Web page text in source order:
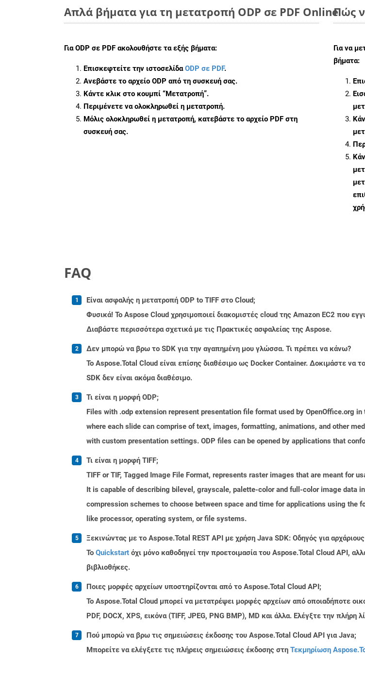
Απλά βήματα για τη μετατροπή ODP σε PDF Online
ΓιαODP σε PDF ακολουθήστε τα εξής βήματα:
Επισκεφτείτε την ιστοσελίδαODP σε PDF.
Ανεβάστε το αρχείο ODP από τη συσκευή σας.
Κάντε κλικ στο κουμπί “Μετατροπή”.
Περιμένετε να ολοκληρωθεί η μετατροπή.
Μόλις ολοκληρωθεί η μετατροπή, κατεβάστε το αρχείο PDF στη
συσκευή σας.
Πώς
Για να
βήματα:
FAQ
Είναι ασφαλής η μετατροπή ODP to TIFF στο Cloud;
Φυσικά! Το Aspose Cloud χρησιμοποιεί διακομιστές cloud της Amazon EC2 που
Διαβάστε περισσότερα σχετικά με τις Πρακτικές ασφαλείας της Aspose.
Δεν μπορώ να βρω το SDK για την αγαπημένη μου γλώσσα. Τι πρέπει να κάνω?
Το Aspose.Total Cloud είναι επίσης διαθέσιμο ως Docker Container. Δοκιμάστε να
SDK δεν είναι ακόμα διαθέσιμο.
Τι είναι η μορφή ODP;
Files with .odp extension represent presentation file format used by OpenOffice.org
where each slide can comprise of text, images, formatting, animations, and other
with custom presentation settings. ODP files can be opened by applications that
Τι είναι η μορφή TIFF;
TIFF or TIF, Tagged Image File Format, represents raster images that are meant for
It is capable of describing bilevel, grayscale, palette-color and full-color image data
compression schemes to choose between space and time for applications using the
like processor, operating system, or file systems.
Ξεκινώντας με το Aspose.Total REST API με χρήση Java SDK: Οδηγός για αρχάριους
Το Quickstart όχι μόνο καθοδηγεί την προετοιμασία του Aspose.Total Cloud API,
βιβλιοθήκες.
Ποιες μορφές αρχείων υποστηρίζονται από το Aspose.Total Cloud API;
Το Aspose.Total Cloud μπορεί να μετατρέψει μορφές αρχείων από οποιαδήποτε
PDF, DOCX, XPS, εικόνα (TIFF, JPEG, PNG BMP), MD και άλλα. Ελέγξτε την πλήρη
Πού μπορώ να βρω τις σημειώσεις έκδοσης του Aspose.Total Cloud API για Java;
Μπορείτε να ελέγξετε τις πλήρεις σημειώσεις έκδοσης στη Τεκμηρίωση